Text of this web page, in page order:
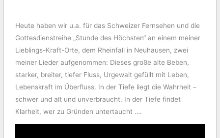
Heute haben wir u.a. für das Schweizer Fernsehen und die
Gottesdienstreihe „Stunde des Höchsten“ an einem meiner
Lieblings-Kraft-Orte, dem Rheinfall in Neuhausen, zwei
meiner Lieder aufgenommen: Dieses große alte Beben,
starker, breiter, tiefer Fluss, Urgewalt gefüllt mit Leben,
Lebenskraft im Überfluss. In der Tiefe liegt die Wahrheit –
schwer und alt und unverbraucht. In der Tiefe findet
Klarheit, wer zu Gründen untertaucht ….